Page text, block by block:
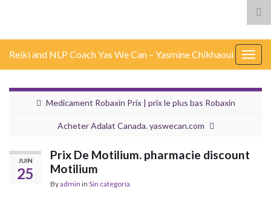
Reiki and NLP Coach Yas We Can – Yasmine Chikhaoui
Medicament Robaxin Prix | prix le plus bas Robaxin
Acheter Adalat Canada. yaswecan.com
JUIN
25
Prix De Motilium. pharmacie discount
Motilium
Byadmin in Sin categoría